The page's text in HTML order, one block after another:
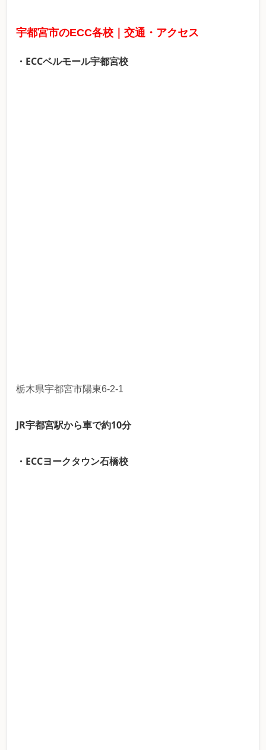
宇都宮市のECC各校｜交通・アクセス
・ECCベルモール宇都宮校
栃木県宇都宮市陽東6-2-1
JR宇都宮駅から車で約10分
・ECCヨークタウン石橋校